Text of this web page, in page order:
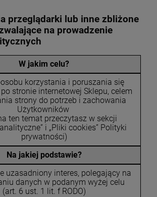
przeglądarki lub inne zbliżone
na prowadzenie
W jakim celu?
korzystania i poruszania się
stronie internetowej Sklepu, celem
strony do potrzeb i zachowania
Użytkowników
ten temat przeczytasz w sekcji
i „Pliki cookies” Polityki
prywatności)
Na jakiej podstawie?
uzasadniony interes, polegający na
danych w podanym wyżej celu
(art. 6 ust. 1 lit. f RODO)